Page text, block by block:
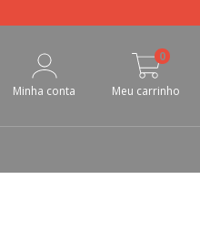
Minha conta Meu carrinho
0